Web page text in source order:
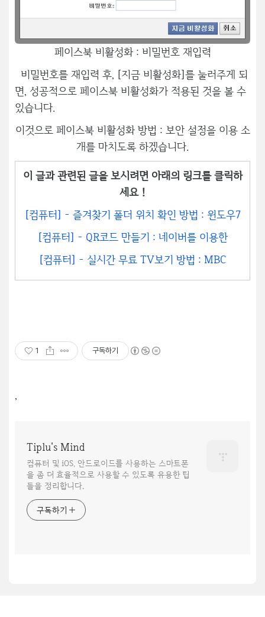
페이스북 비활성화 : 비밀번호 재입력
비밀번호를 재입력 후, [지금 비활성화]를 눌러주게 되
면, 성공적으로 페이스북 비활성화가 적용된 것을 볼 수
있습니다.
이것으로 페이스북 비활성화 방법 : 보안 설정을 이용 소
개를 마치도록 하겠습니다.
이 글과 관련된 글을 보시려면 아래의 링크를 클릭하
세요 !
[컴퓨터] - 즐겨찾기 폴더 위치 확인 방법 : 윈도우7
[컴퓨터] - QR코드 만들기 : 네이버를 이용한
[컴퓨터] - 실시간 무료 TV보기 방법 : MBC
1 구독하기
,
Tiplu's Mind
컴퓨터 및 iOS, 안드로이드를 사용하는 스마트폰
을 좀 더 효율적으로 사용할 수 있도록 유용한 팁
들을 정리합니다.
구독하기